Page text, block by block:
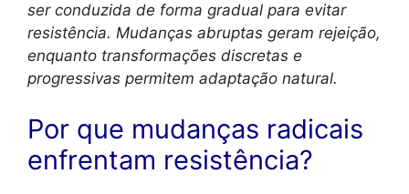
ser conduzida de forma gradual para evitar
resistência. Mudanças abruptas geram rejeição,
enquanto transformações discretas e
progressivas permitem adaptação natural.
Por que mudanças radicais
enfrentam resistência?